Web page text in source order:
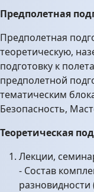
Предполетная
Предполетная
теоретическую,
подготовку к
предполетной
тематическим
Безопасность,
Теоретическая
Лекции,
- Состав
разновидности